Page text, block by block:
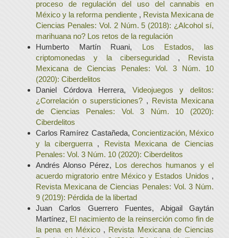
proceso de regulación del uso del cannabis en
México y la reforma pendiente , Revista Mexicana de
Ciencias Penales: Vol. 2 Núm. 5 (2018): ¿Alcohol sí,
marihuana no? Los retos de la regulación
Humberto Martín Ruani, Los Estados, las
criptomonedas y la ciberseguridad , Revista
Mexicana de Ciencias Penales: Vol. 3 Núm. 10
(2020): Ciberdelitos
Daniel Córdova Herrera, Videojuegos y delitos:
¿Correlación o supersticiones? , Revista Mexicana
de Ciencias Penales: Vol. 3 Núm. 10 (2020):
Ciberdelitos
Carlos Ramírez Castañeda, Concientización, México
y la ciberguerra , Revista Mexicana de Ciencias
Penales: Vol. 3 Núm. 10 (2020): Ciberdelitos
Andrés Alonso Pérez, Los derechos humanos y el
acuerdo migratorio entre México y Estados Unidos ,
Revista Mexicana de Ciencias Penales: Vol. 3 Núm.
9 (2019): Pérdida de la libertad
Juan Carlos Guerrero Fuentes, Abigail Gaytán
Martínez, El nacimiento de la reinserción como fin de
la pena en México , Revista Mexicana de Ciencias